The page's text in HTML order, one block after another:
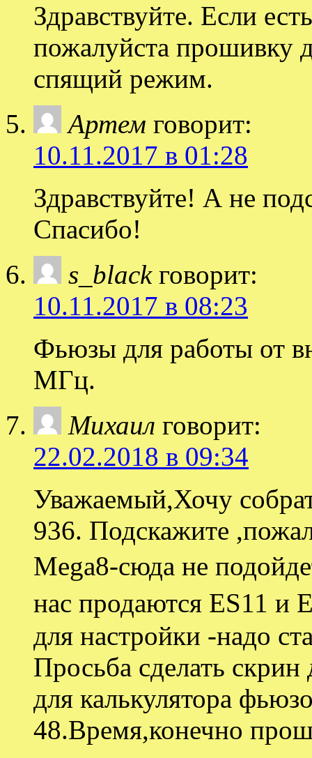
Здравствуйте. Если
пожалуйста прошивку
спящий режим.
Артем говорит:
10.11.2017 в 01:28
Здравствуйте! А не
Спасибо!
s_black говорит:
10.11.2017 в 08:23
Фьюзы для работы от
МГц.
Михаил говорит:
22.02.2018 в 09:34
Уважаемый,Хочу
936. Подскажите
Mega8-сюда не
нас продаются ES11
для настройки -надо
Просьба сделать
для калькулятора
48.Время,конечно